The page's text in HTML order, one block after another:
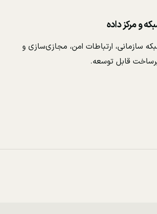
و مرکز داده
سازمانی، ارتباطات امن، مجازی‌سازی و
قابل توسعه.